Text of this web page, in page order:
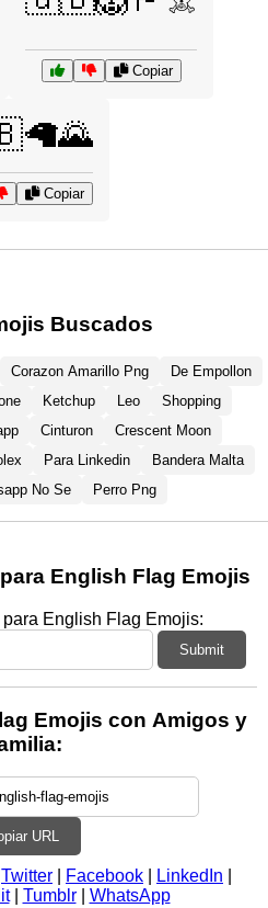
Copiar
Copiar
Buscados
Corazon Amarillo Png
De Empollon
Ketchup Leo
Shopping
Cinturon
Crescent Moon
Para Linkedin
Bandera Malta
No Se Perro Png
English Flag Emojis
English Flag Emojis:
Submit
Emojis con Amigos y
URL
Twitter Facebook LinkedIn
| Tumblr| WhatsApp